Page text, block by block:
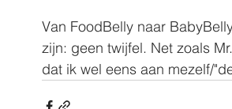
Van FoodBelly naar
zijn: geen twijfel. Net zoals
dat ik wel eens aan mezelf/